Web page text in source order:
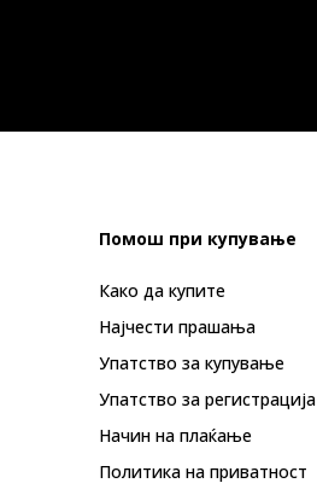
Помош при купување
Како да купите
Најчести прашања
Упатство за купување
Упатство за регистрација
Начин на плаќање
Политика на приватност